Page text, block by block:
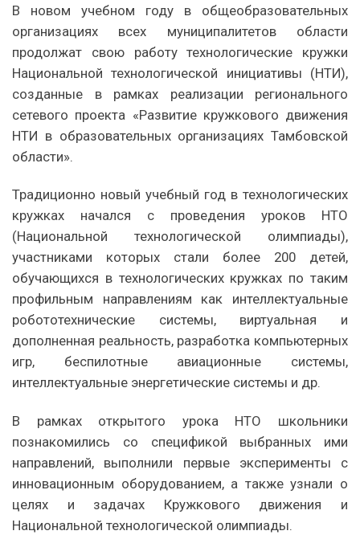
В новом учебном году в общеобразовательных
организациях всех муниципалитетов области
продолжат свою работу технологические кружки
Национальной технологической инициативы (НТИ),
созданные в рамках реализации регионального
сетевого проекта «Развитие кружкового движения
НТИ в образовательных организациях Тамбовской
области».
Традиционно новый учебный год в технологических
кружках начался с проведения уроков НТО
(Национальной технологической олимпиады),
участниками которых стали более 200 детей,
обучающихся в технологических кружках по таким
профильным направлениям как интеллектуальные
робототехнические системы, виртуальная и
дополненная реальность, разработка компьютерных
игр, беспилотные авиационные системы,
интеллектуальные энергетические системы и др.
В рамках открытого урока НТО школьники
познакомились со спецификой выбранных ими
направлений, выполнили первые эксперименты с
инновационным оборудованием, а также узнали о
целях и задачах Кружкового движения и
Национальной технологической олимпиады.